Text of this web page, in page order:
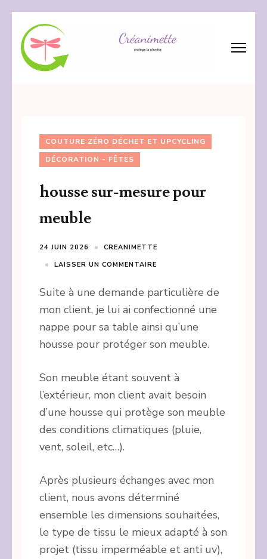
au
contenu
(Pressez
COUTURE ZÉRO DÉCHET ET UPCYCLING
DÉCORATION - FÊTES
housse sur-mesure pour
meuble
24 JUIN 2026
CREANIMETTE
LAISSER UN COMMENTAIRE
Suite à une demande particulière de
mon client, je lui ai confectionné une
nappe pour sa table ainsi qu’une
housse pour protéger son meuble.
Son meuble étant souvent à
l’extérieur, mon client avait besoin
d’une housse qui protège son meuble
des conditions climatiques (pluie,
vent, soleil, etc…).
Après plusieurs échanges avec mon
client, nous avons déterminé
ensemble les dimensions souhaitées,
le type de tissu le mieux adapté à son
projet (tissu imperméable et anti uv),